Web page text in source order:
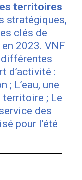
territoires
stratégiques,
clés de
2023. VNF
différentes
d’activité :
; L’eau, une
territoire ; Le
des
pour l’été